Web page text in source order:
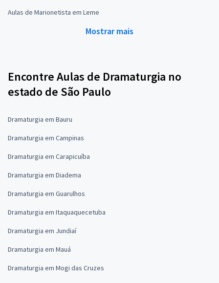
Aulas de Marionetista em Leme
Mostrar mais
Encontre Aulas de Dramaturgia no
estado de São Paulo
Dramaturgia em Bauru
Dramaturgia em Campinas
Dramaturgia em Carapicuíba
Dramaturgia em Diadema
Dramaturgia em Guarulhos
Dramaturgia em Itaquaquecetuba
Dramaturgia em Jundiaí
Dramaturgia em Mauá
Dramaturgia em Mogi das Cruzes